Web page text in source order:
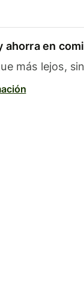
ahorra en
más lejos,